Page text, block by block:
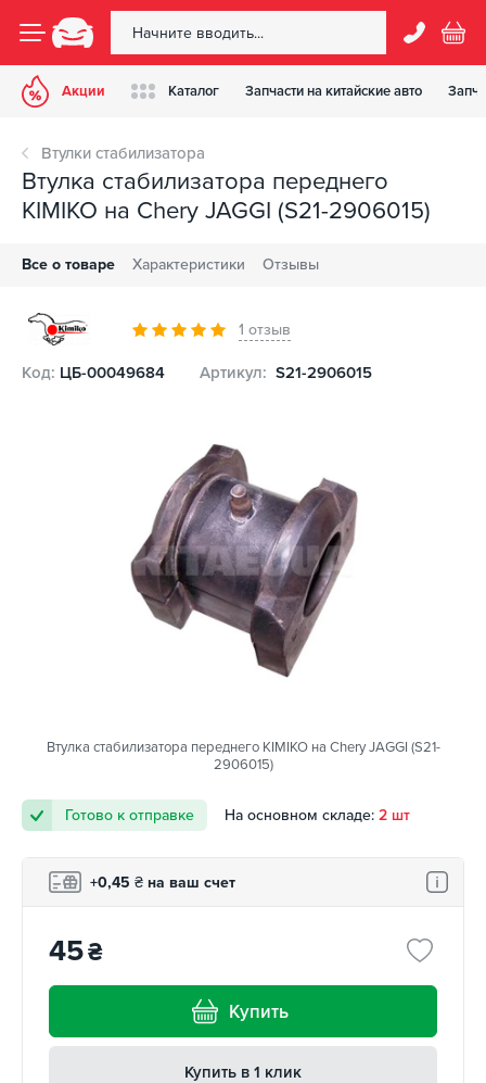
Акции Каталог Запчасти на китайские авто
Втулки стабилизатора
Втулка стабилизатора переднего
KIMIKO на Chery JAGGI (S21-2906015)
Все о товаре Характеристики Отзывы
1 отзыв
Код: ЦБ-00049684 Артикул: S21-2906015
Втулка стабилизатора переднего KIMIKO на Chery JAGGI (S21-
2906015)
Готово к отправке На основном складе: 2 шт
+0,45 ₴ на ваш счет
45₴
Купить
Купить в 1 клик